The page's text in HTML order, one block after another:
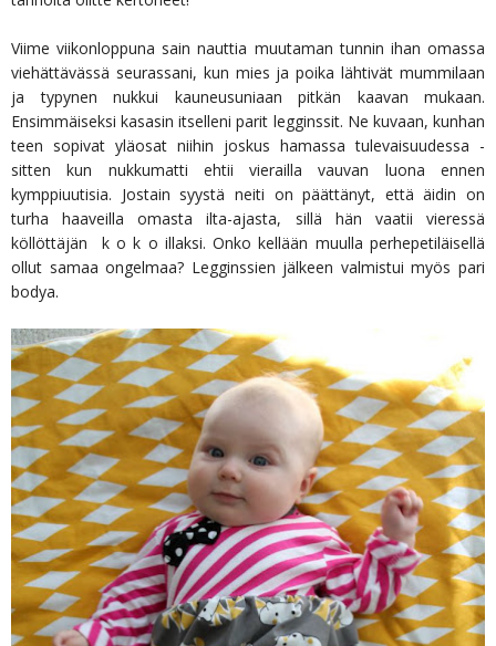
Viime viikonloppuna sain nauttia muutaman tunnin ihan omassa
viehättävässä seurassani, kun mies ja poika lähtivät mummilaan
ja typynen nukkui kauneusuniaan pitkän kaavan mukaan.
Ensimmäiseksi kasasin itselleni parit legginssit. Ne kuvaan, kunhan
teen sopivat yläosat niihin joskus hamassa tulevaisuudessa -
sitten kun nukkumatti ehtii vierailla vauvan luona ennen
kymppiuutisia. Jostain syystä neiti on päättänyt, että äidin on
turha haaveilla omasta ilta-ajasta, sillä hän vaatii vieressä
köllöttäjän k o k o illaksi. Onko kellään muulla perhepetiläisellä
ollut samaa ongelmaa? Legginssien jälkeen valmistui myös pari
bodya.